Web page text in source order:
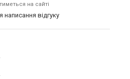
на сайті
написання відгуку